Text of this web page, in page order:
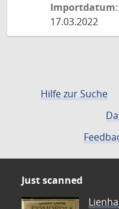
Importdatum:
17.03.2022
Hilfe zur Suche
Just scanned